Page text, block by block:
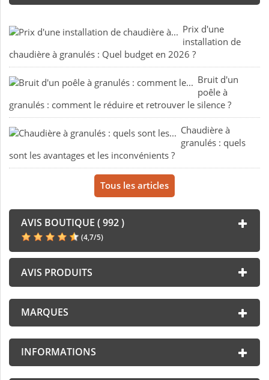
Prix d'une
installation de
chaudière à granulés : Quel budget en 2026 ?
Bruit d'un
poêle à
granulés : comment le réduire et retrouver le silence ?
Chaudière à
granulés : quels
sont les avantages et les inconvénients ?
Tous les articles
AVIS BOUTIQUE ( 992 )
(4,7/5)
AVIS PRODUITS
MARQUES
INFORMATIONS